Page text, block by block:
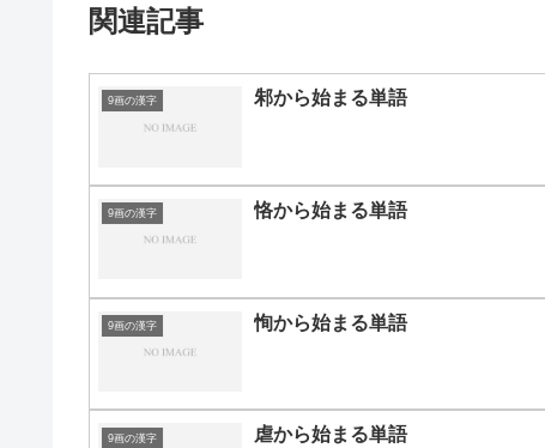
関連記事
9画の漢字 邾から始まる単語
9画の漢字 恪から始まる単語
9画の漢字 恂から始まる単語
9画の漢字 虐から始まる単語